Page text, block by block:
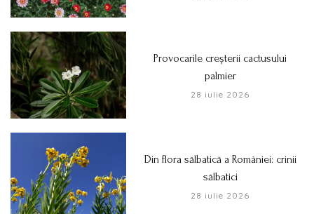
Provocarile creșterii cactusului
palmier
28 iulie 2026
Din flora sălbatică a României: crinii
sălbatici
28 iulie 2026